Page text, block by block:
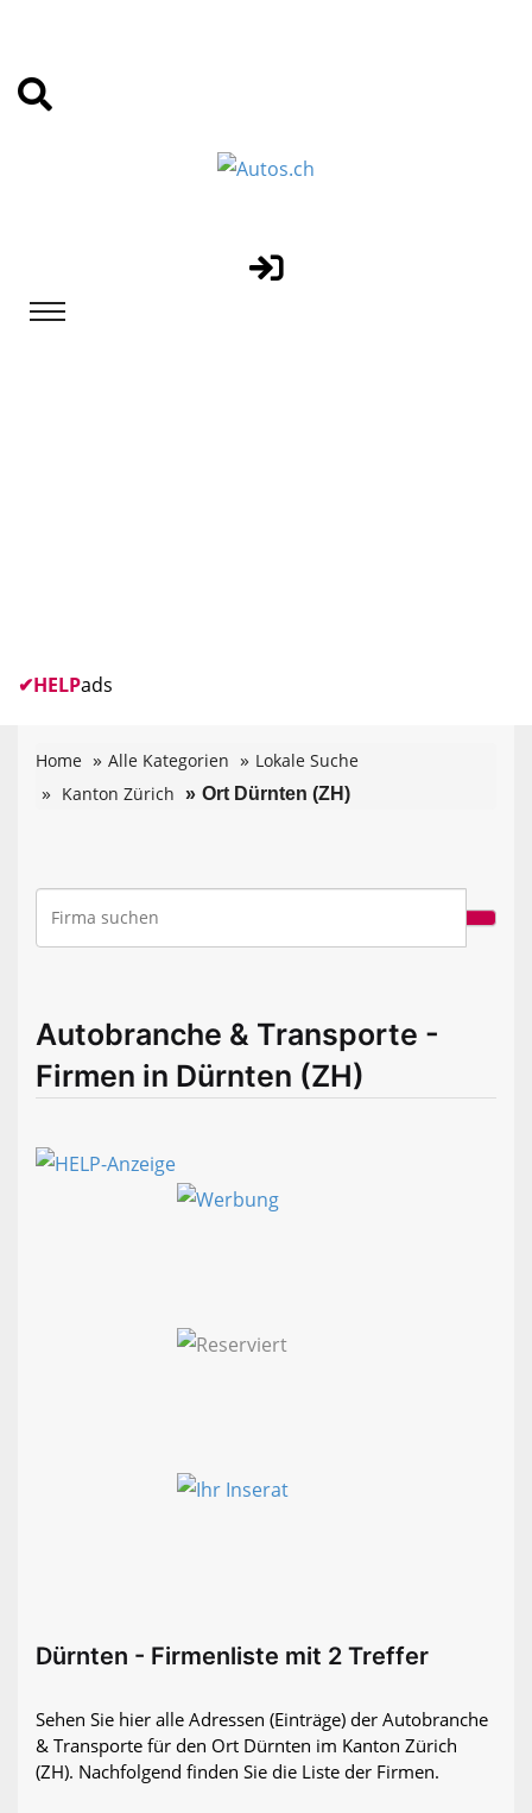
✔HELPads
Home Alle Kategorien
Lokale Suche
Kanton Zürich
Ort Dürnten (ZH)
Autobranche & Transporte -
Firmen in Dürnten (ZH)
Dürnten - Firmenliste mit 2 Treffer
Sehen Sie hier alle Adressen (Einträge) der Autobranche
& Transporte für den Ort Dürnten im Kanton Zürich
(ZH). Nachfolgend finden Sie die Liste der Firmen.